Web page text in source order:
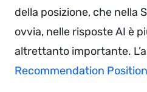
della posizione, che nella
ovvia, nelle risposte AI è
altrettanto importante.
Recommendation Position